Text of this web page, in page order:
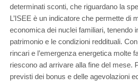
determinati sconti, che riguardano la
L’ISEE è un indicatore che permette di
economica dei nuclei familiari, tenendo
patrimonio e le condizioni reddituali.
rincari e l’emergenza energetica molte
riescono ad arrivare alla fine del mese.
previsti dei bonus e delle agevolazioni